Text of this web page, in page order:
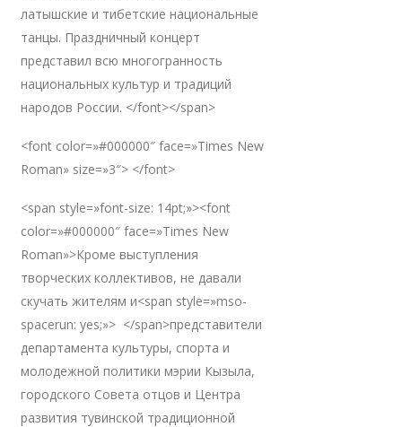
латышские и тибетские национальные
танцы. Праздничный концерт
представил всю многогранность
национальных культур и традиций
народов России. </font></span>
<font color=»#000000″ face=»Times New
Roman» size=»3″> </font>
<span style=»font-size: 14pt;»><font
color=»#000000″ face=»Times New
Roman»>Кроме выступления
творческих коллективов, не давали
скучать жителям и<span style=»mso-
spacerun: yes;»> </span>представители
департамента культуры, спорта и
молодежной политики мэрии Кызыла,
городского Совета отцов и Центра
развития тувинской традиционной